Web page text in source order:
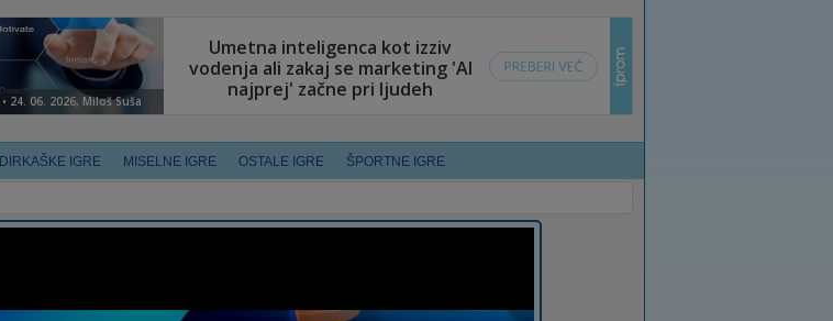
DIRKAŠKE IGRE MISELNE IGRE OSTALE IGRE ŠPORTNE IGRE